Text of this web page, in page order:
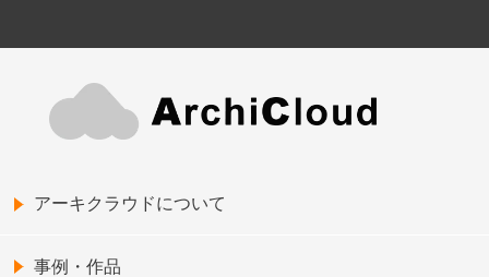
アーキクラウドについて
事例・作品